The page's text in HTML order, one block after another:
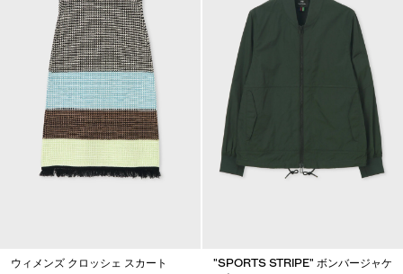
ウィメンズ クロッシェ スカート
"SPORTS STRIPE" ボンバージャケ